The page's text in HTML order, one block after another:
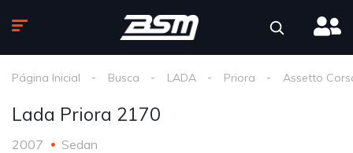
Página Inicial Busca LADA Priora Assetto
Lada Priora 2170
2007 Sedan